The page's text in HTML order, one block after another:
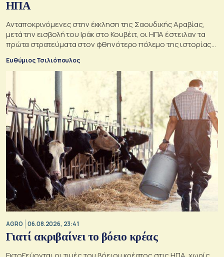
ΗΠΑ
Ανταποκρινόμενες στην έκκληση της Σαουδικής Αραβίας,
μετά την εισβολή του Ιράκ στο Κουβέιτ, οι ΗΠΑ έστειλαν τα
πρώτα στρατεύματα στον φθηνότερο πόλεμο της ιστορίας
τους
Ευθύμιος Τσιλιόπουλος
AGRO 06.08.2026, 23:41
Γιατί ακριβαίνει το βόειο κρέας